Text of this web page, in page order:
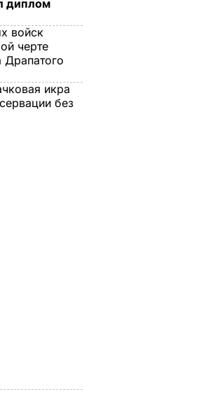
России
месяцев
диплом
войск
черте
Драпатого
икра
без